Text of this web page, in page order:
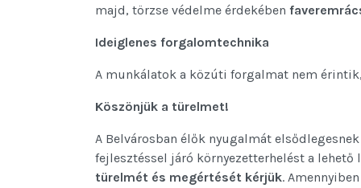
majd, törzse védelme érdekében
Ideiglenes forgalomtechnika
A munkálatok a közúti forgalmat nem
Köszönjük a türelmet!
A Belvárosban élők nyugalmát
fejlesztéssel járó környezetterhelést a
türelmét és megértését kérjük.